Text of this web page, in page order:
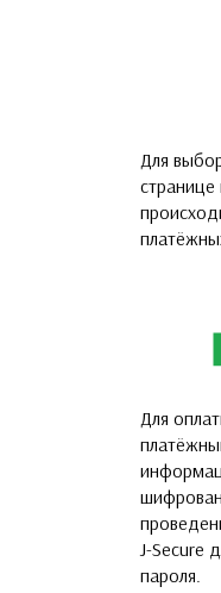
Для
Для
J-Secure
пароля.